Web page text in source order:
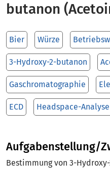
butanon
Bier Würze
3-Hydroxy-2-butanon
Gaschromatographie
ECD Headspace-Analyse
Aufgabenstellung/
Bestimmung von 3-